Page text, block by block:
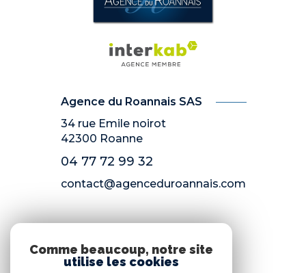
Agence du Roannais SAS
34 rue Emile noirot
42300 Roanne
04 77 72 99 32
contact@agenceduroannais.com
Nous suivre
Comme beaucoup, notre site
utilise les cookies